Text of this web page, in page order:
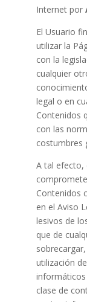
Internet por
El Usuario
utilizar la
con la
cualquier
legal o en
Contenidos
con las
costumbres
A tal efecto,
Contenidos
en el Aviso
lesivos de
que de
utilización
clase de